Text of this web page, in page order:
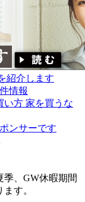
季、GW休暇期間
す。